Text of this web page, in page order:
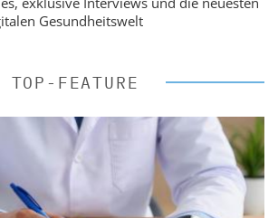
Gesundheitswelt
TOP-FEATURE